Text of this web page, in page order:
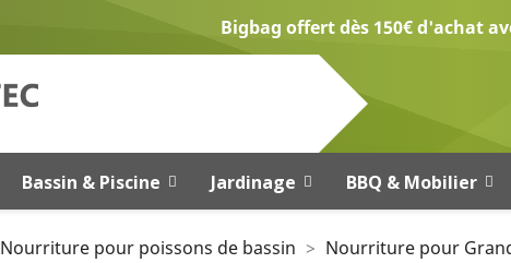
Bigbag offert dès 150€ d'achat
Bassin & Piscine Jardinage BBQ & Mobilier
Nourriture pour poissons de bassin Nourriture pour